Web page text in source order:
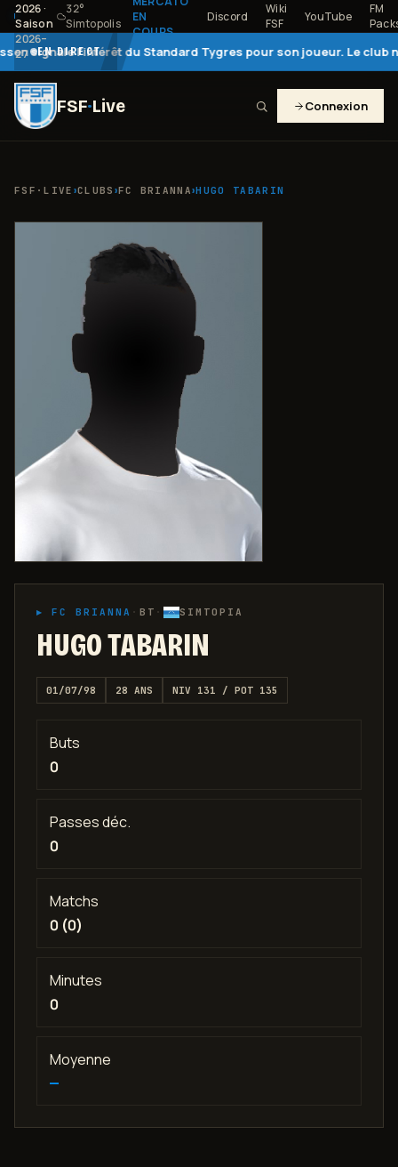
2026·
Saison
2026–
27
32°
Simtopolis
EN
COURS
Discord
Wiki
FSF
YouTube
FM
EN DIRECT
l'intérêt du Standard Tygres pour son joueur. Le club n'a
FSF·Live Connexion
FSF·LIVE ›CLUBS ›FC BRIANNA›HUGO TABARIN
▸ FC BRIANNA · BT · SIMTOPIA
HUGO TABARIN
01/07/98 28 ANS NIV 131 / POT 135
Buts
0
Passes déc.
0
Matchs
0 (0)
Minutes
0
Moyenne
—